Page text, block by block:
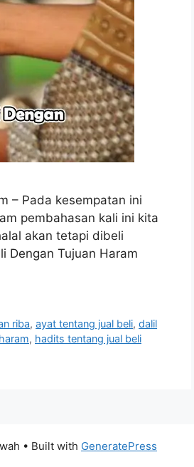
– Pada kesempatan ini
pembahasan kali ini kita
akan tetapi dibeli
Dengan Tujuan Haram
riba,ayat tentang jual beli,dalil
, hadits tentang jual beli
• Built with GeneratePress